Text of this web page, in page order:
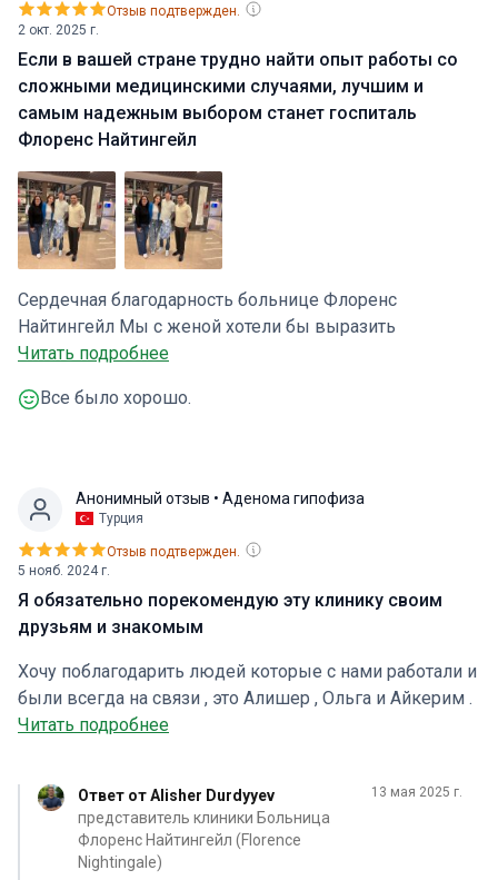
Симаза - вы лучшие. Мы бы настоятельно
рекомендовали эту команду любому иностранцу,
приехавшему в Турцию на лечение. Мы были
счастливы! Благословения
2 окт. 2025 г.
Отзыв подтвержден.
Если в вашей стране трудно найти опыт работы со
сложными медицинскими случаями, лучшим и
самым надежным выбором станет госпиталь
Флоренс Найтингейл
Сердечная благодарность больнице Флоренс
Найтингейл Мы с женой хотели бы выразить
искреннюю благодарность клинике и ее
спасибо нашему координатору Алишеру. Он
идеально организовано. Мы искренне благодарны ему
за заботу и профессионализм. Он всегда был рядом с
нами, и даже когда мы вернулись домой в Латвию, он
оставался на связи и поддерживал нас на каждом
шагу. Отношение и профессионализм врачей и
медицинского персонала были просто потрясающими.
расположенная в очень деликатной и сложной
области, где операция крайне сложна. Удалось
удалить практически все! Операцию проводил
опытный хирург, вместе со своей исключительной
командой. Они проделали потрясающую работу.
Больше всего нас поразило то, насколько серьезно
вся команда подошла к своей работе - каждое утро,
Читать подробнее
Все было хорошо.
Анонимный отзыв • Аденома гипофиза
Турция
5 нояб. 2024 г.
Отзыв подтвержден.
Я обязательно порекомендую эту клинику своим
друзьям и знакомым
Хочу поблагодарить людей которые с нами работали и
были всегда на связи , это Алишер , Ольга и Айкерим .
Определенно буду рекомендовать эту клинику
Читать подробнее
Ответ от Alisher Durdyyev
представитель клиники Больница
Флоренс Найтингейл (Florence
Nightingale)
13 мая 2025 г.